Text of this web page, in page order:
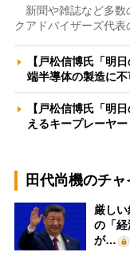
新聞や雑誌など多数
クアドバイザーズ代
【戸松信博氏「明
端半導体の製造に
【戸松信博氏「明
えるキープレーヤ
田代尚機のチ
厳し
の「
が…